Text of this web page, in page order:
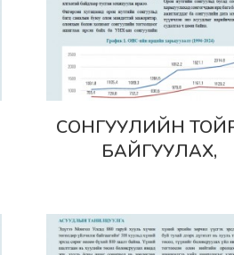
Дэлгэрэнгүй
СОНГУУЛИЙН
БАЙГУУЛАХ,
АСУУДЛЫГ